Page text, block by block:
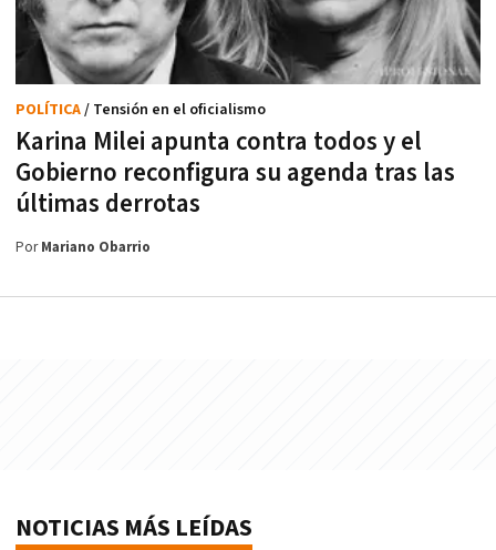
Karina Milei apunta contra todos y el
Gobierno reconfigura su agenda tras las
últimas derrotas
POLÍTICA/ Tensión en el oficialismo
PorMariano Obarrio
NOTICIAS MÁS LEÍDAS